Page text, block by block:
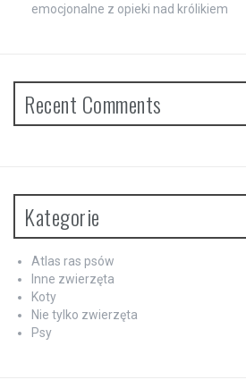
emocjonalne z opieki nad królikiem
Recent Comments
Kategorie
Atlas ras psów
Inne zwierzęta
Koty
Nie tylko zwierzęta
Psy